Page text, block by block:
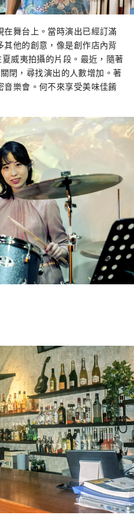
舞台上。當時演出已經訂滿
他的創意，像是創作店內背
威夷拍攝的片段。最近，隨著
閉，尋找演出的人數增加。著
樂會。何不來享受美味佳餚